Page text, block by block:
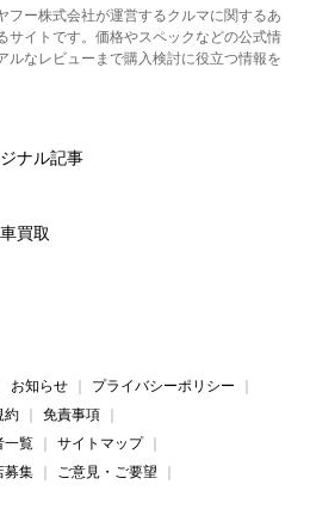
フー株式会社が運営するクルマに関するあ
サイトです。価格やスペックなどの公式情
ルなレビューまで購入検討に役立つ情報を
ナル記事
車買取
お知らせ
プライバシーポリシー
約
免責事項
一覧
サイトマップ
募集
ご意見・ご要望